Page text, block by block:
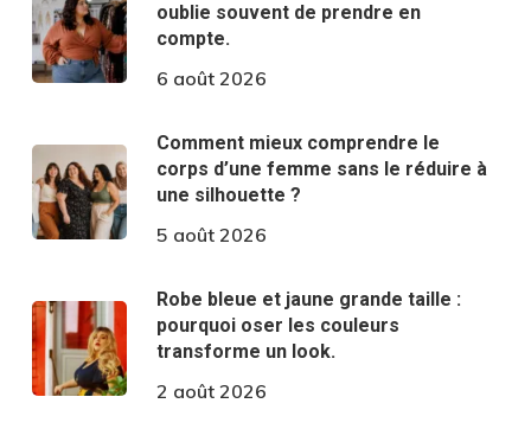
oublie souvent de prendre en
compte.
6 août 2026
Comment mieux comprendre le
corps d’une femme sans le réduire à
une silhouette ?
5 août 2026
Robe bleue et jaune grande taille :
pourquoi oser les couleurs
transforme un look.
2 août 2026